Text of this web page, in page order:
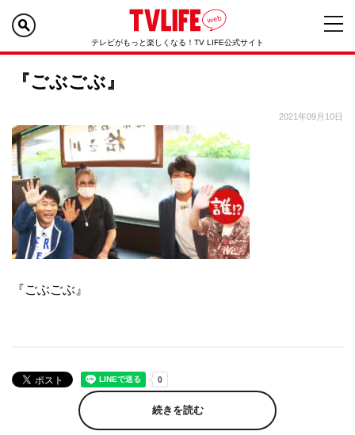
テレビがもっと楽しくなる！TV LIFE公式サイト
『ごぶごぶ』
2021年09月10日
『ごぶごぶ』
続きを読む